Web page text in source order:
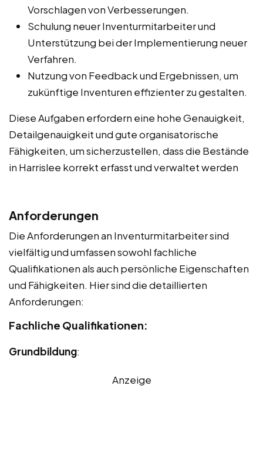
Vorschlagen von Verbesserungen.
Schulung neuer Inventurmitarbeiter und
Unterstützung bei der Implementierung neuer
Verfahren.
Nutzung von Feedback und Ergebnissen, um
zukünftige Inventuren effizienter zu gestalten.
Diese Aufgaben erfordern eine hohe Genauigkeit,
Detailgenauigkeit und gute organisatorische
Fähigkeiten, um sicherzustellen, dass die Bestände
in Harrislee korrekt erfasst und verwaltet werden
Anforderungen
Die Anforderungen an Inventurmitarbeiter sind
vielfältig und umfassen sowohl fachliche
Qualifikationen als auch persönliche Eigenschaften
und Fähigkeiten. Hier sind die detaillierten
Anforderungen:
Fachliche Qualifikationen:
Grundbildung:
Anzeige